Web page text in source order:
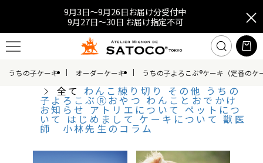
9月3日～9月26日お届け分受付中
9月27日～30日 お届け指定不可
うちの子ケーキ オーダーケーキ うちの子よろこぶ®ケーキ（定番のケ
全て わんこ練り切り その他 うちの
子よろこぶⓇおやつわんことおでかけ
お知らせアトリエについてペットにつ
いてはじめましてケーキについて獣医
師 小林先生のコラム